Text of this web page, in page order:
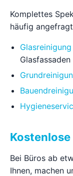
Komplettes
häufig
Glasreinigung
Glasfassaden
Bei Büros ab
Ihnen, machen